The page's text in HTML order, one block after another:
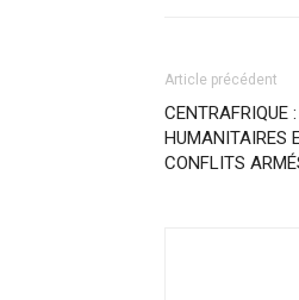
Article précédent
CENTRAFRIQUE
HUMANITAIRES
CONFLITS